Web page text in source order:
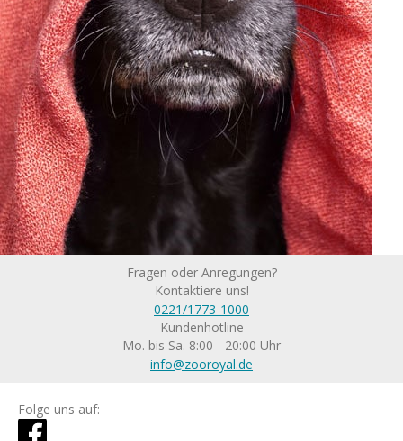
Fragen oder Anregungen?
Kontaktiere uns!
0221/1773-1000
Kundenhotline
Mo. bis Sa. 8:00 - 20:00 Uhr
info@zooroyal.de
Folge uns auf: